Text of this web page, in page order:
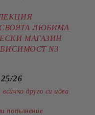
ЛЮБИМА
МАГАЗИН
N3
26
друго си идва
попълнение